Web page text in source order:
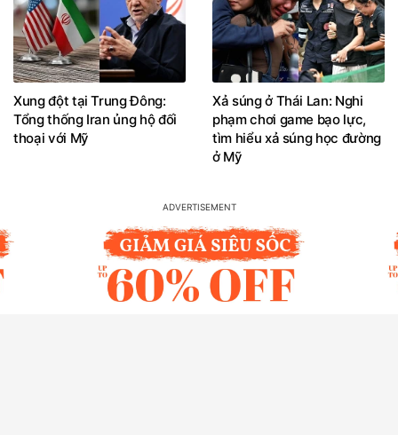
Xung đột tại Trung Đông:
Tổng thống Iran ủng hộ đối
thoại với Mỹ
Xả súng ở Thái Lan: Nghi
phạm chơi game bạo lực,
tìm hiểu xả súng học đường
ở Mỹ